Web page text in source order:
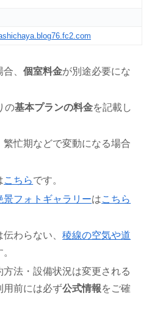
合、個室料金が別途必要にな
の基本プランの料金を記載し
忙期などで変動になる場合
こちらです。
景フォトギャラリーはこちら
伝わらない、稜線の空気や道
法・設備状況は変更される
用前には必ず公式情報をご確